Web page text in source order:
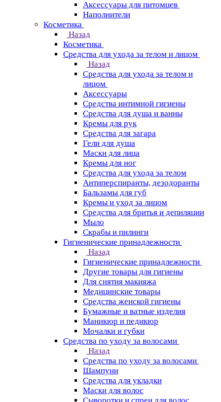
Аксессуары для питомцев
Наполнители
Косметика
Назад
Косметика
Средства для ухода за телом и лицом
Назад
Средства для ухода за телом и
лицом
Аксессуары
Средства интимной гигиены
Средства для душа и ванны
Кремы для рук
Средства для загара
Гели для душа
Маски для лица
Кремы для ног
Средства для ухода за телом
Антиперспиранты, дезодоранты
Бальзамы для губ
Кремы и уход за лицом
Средства для бритья и депиляции
Мыло
Скрабы и пилинги
Гигиенические принадлежности
Назад
Гигиенические принадлежности
Другие товары для гигиены
Для снятия макияжа
Медицинские товары
Средства женской гигиены
Бумажные и ватные изделия
Маникюр и педикюр
Мочалки и губки
Средства по уходу за волосами
Назад
Средства по уходу за волосами
Шампуни
Средства для укладки
Маски для волос